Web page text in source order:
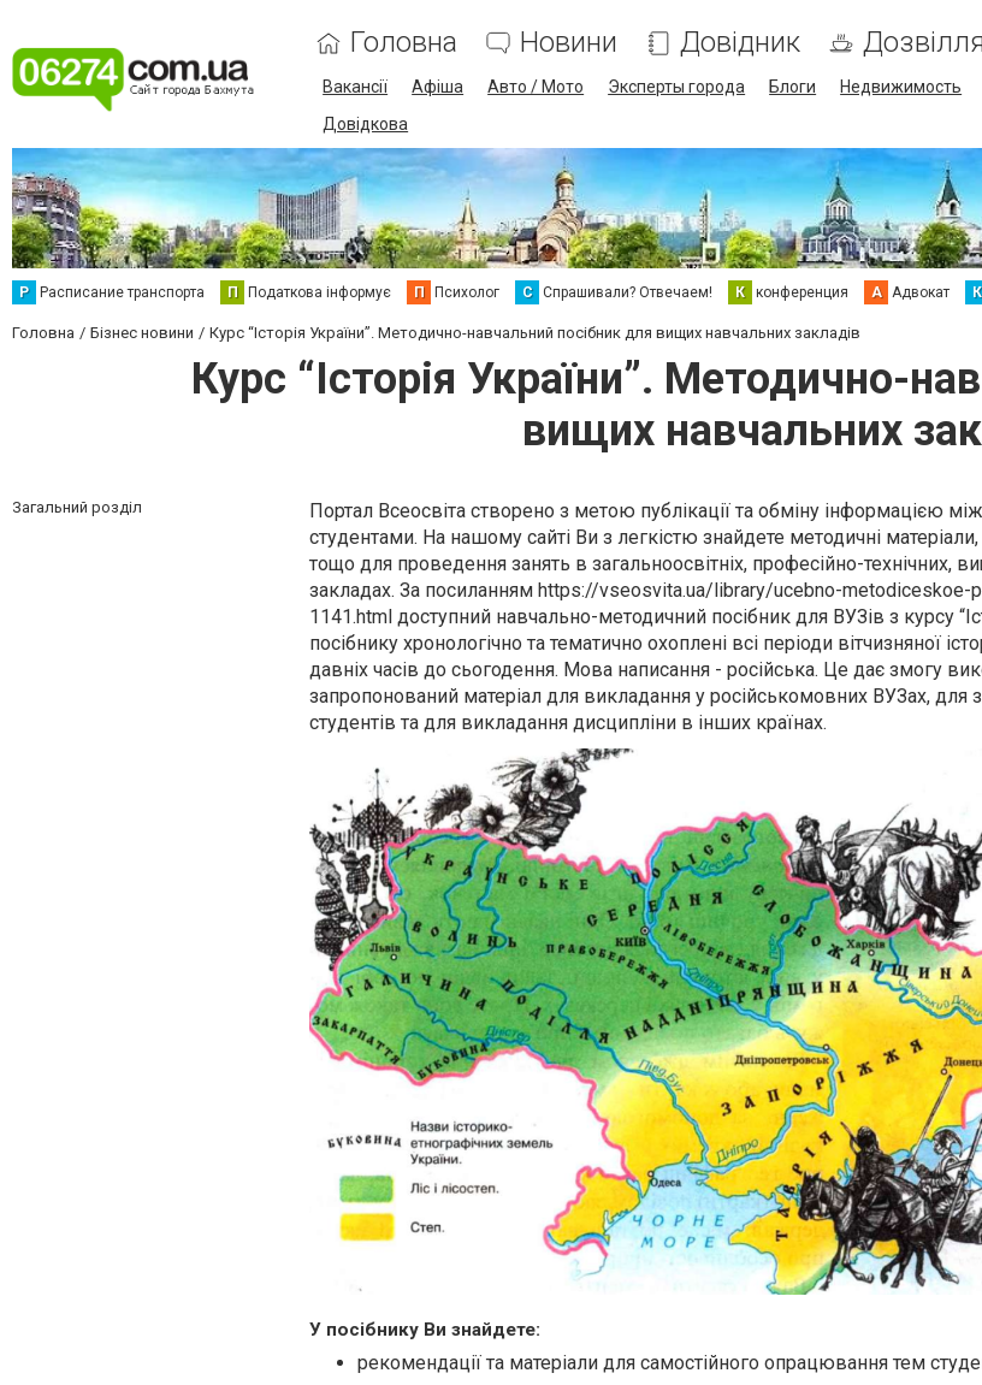
Головна Новини Довідник Дозвілля
Вакансії Афіша Авто / Мото Эксперты города Блоги Недвижимость
Довідкова
Р Расписание транспорта П Податкова інформує П Психолог С Спрашивали? Отвечаем! К конференция А Адвокат К
Головна Бізнес новини Курс “Історія України”. Методично-навчальний посібник для вищих навчальних закладів
Курс “Історія України”. Методично-
вищих навчальних
Загальний розділ
Портал Всеосвіта створено з метою публікації та обміну інформацією
студентами. На нашому сайті Ви з легкістю знайдете методичні
тощо для проведення занять в загальноосвітніх, професійно-технічних,
закладах. За посиланням https://vseosvita.ua/library/ucebno-metodiceskoe-
1141.html доступний навчально-методичний посібник для ВУЗів з курсу
посібнику хронологічно та тематично охоплені всі періоди вітчизняної
давніх часів до сьогодення. Мова написання - російська. Це дає змогу
запропонований матеріал для викладання у російськомовних ВУЗах, для
студентів та для викладання дисципліни в інших країнах.
У посібнику Ви знайдете:
рекомендації та матеріали для самостійного опрацювання тем